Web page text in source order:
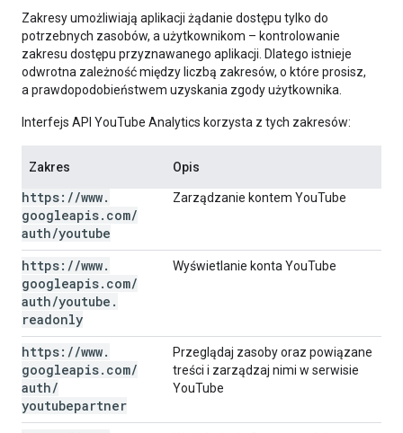
Zakresy umożliwiają aplikacji żądanie dostępu tylko do
potrzebnych zasobów, a użytkownikom – kontrolowanie
zakresu dostępu przyznawanego aplikacji. Dlatego istnieje
odwrotna zależność między liczbą zakresów, o które prosisz,
a prawdopodobieństwem uzyskania zgody użytkownika.
Interfejs API YouTube Analytics korzysta z tych zakresów:
Zakres Opis
https: //www.
googleapis. com/
auth/youtube
Zarządzanie kontem YouTube
https: //www.
googleapis. com/
auth/youtube .
readonly
Wyświetlanie konta YouTube
https: //www.
googleapis. com/
auth/
youtubepartner
Przeglądaj zasoby oraz powiązane
treści i zarządzaj nimi w serwisie
YouTube